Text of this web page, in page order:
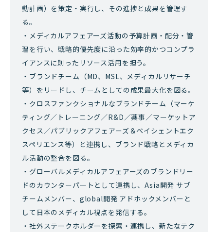
動計画）を策定・実行し、その進捗と成果を管理す
る。
・メディカルアフェアーズ活動の予算計画・配分・管
理を行い、戦略的優先度に沿った効率的かつコンプラ
イアンスに則ったリソース活用を担う。
・ブランドチーム（MD、MSL、メディカルリサーチ
等）をリードし、チームとしての成果最大化を図る。
・クロスファンクショナルなブランドチーム（マーケ
ティング／トレーニング／R&D／薬事／マーケットア
クセス／パブリックアフェアーズ＆ペイシェントエク
スペリエンス等）と連携し、ブランド戦略とメディカ
ル活動の整合を図る。
・グローバルメディカルアフェアーズのブランドリー
ドのカウンターパートとして連携し、Asia開発 サブ
チームメンバー、global開発 アドホックメンバーと
して日本のメディカル視点を発信する。
・社外ステークホルダーを探索・連携し、新たなテク